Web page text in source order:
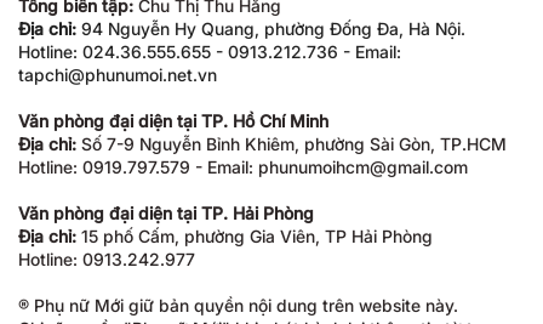
Tổng biên tập: Chu Thị Thu Hằng
Địa chỉ: 94 Nguyễn Hy Quang, phường Đống Đa, Hà Nội.
Hotline: 024.36.555.655 - 0913.212.736 - Email:
tapchi@phunumoi.net.vn
Văn phòng đại diện tại TP. Hồ Chí Minh
Địa chỉ: Số 7-9 Nguyễn Bỉnh Khiêm, phường Sài Gòn, TP.HCM
Hotline: 0919.797.579 - Email: phunumoihcm@gmail.com
Văn phòng đại diện tại TP. Hải Phòng
Địa chỉ: 15 phố Cấm, phường Gia Viên, TP Hải Phòng
Hotline: 0913.242.977
® Phụ nữ Mới giữ bản quyền nội dung trên website này.